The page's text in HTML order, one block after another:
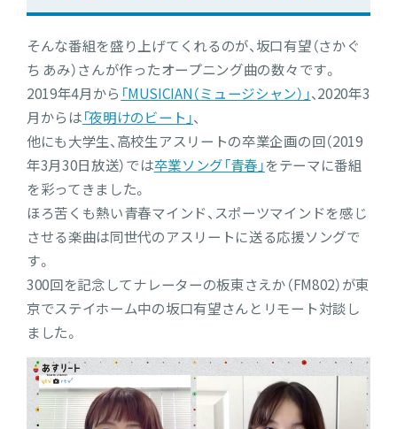
そんな番組を盛り上げてくれるのが、坂口有望（さかぐ
ち あみ）さんが作ったオープニング曲の数々です。
2019年4月から 「MUSICIAN（ミュージシャン）」、2020年3
月からは「夜明けのビート」、
他にも大学生、高校生アスリートの卒業企画の回（2019
年3月30日放送）では卒業ソング「青春」をテーマに番組
を彩ってきました。
ほろ苦くも熱い青春マインド、スポーツマインドを感じ
させる楽曲は同世代のアスリートに送る応援ソングで
す。
300回を記念してナレーターの板東さえか（FM802）が東
京でステイホーム中の坂口有望さんとリモート対談し
ました。